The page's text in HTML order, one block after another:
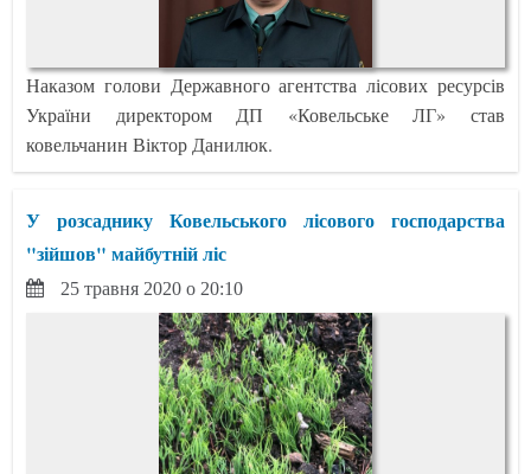
Наказом голови Державного агентства лісових ресурсів
України директором ДП «Ковельське ЛГ» став
ковельчанин Віктор Данилюк.
У розсаднику Ковельського лісового господарства
"зійшов" майбутній ліс
25 травня 2020 о 20:10